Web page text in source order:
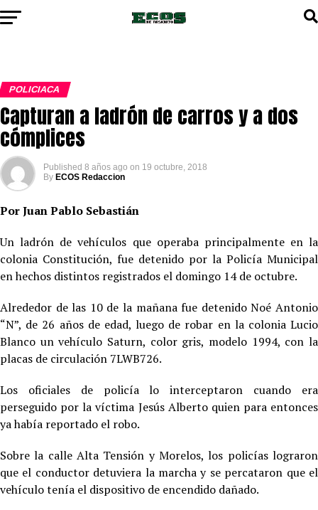
POLICIACA
Capturan a ladrón de carros y a dos
cómplices
Published 8 años ago on 19 octubre, 2018
By ECOS Redaccion
Por Juan Pablo Sebastián
Un ladrón de vehículos que operaba principalmente en la
colonia Constitución, fue detenido por la Policía Municipal
en hechos distintos registrados el domingo 14 de octubre.
Alrededor de las 10 de la mañana fue detenido Noé Antonio
“N”, de 26 años de edad, luego de robar en la colonia Lucio
Blanco un vehículo Saturn, color gris, modelo 1994, con la
placas de circulación 7LWB726.
Los oficiales de policía lo interceptaron cuando era
perseguido por la víctima Jesús Alberto quien para entonces
ya había reportado el robo.
Sobre la calle Alta Tensión y Morelos, los policías lograron
que el conductor detuviera la marcha y se percataron que el
vehículo tenía el dispositivo de encendido dañado.